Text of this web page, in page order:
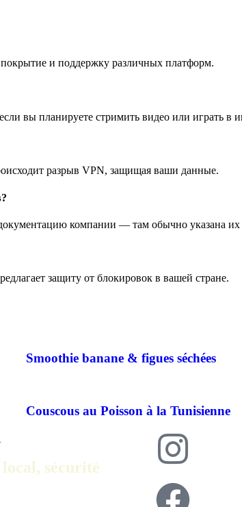
покрытие и поддержку различных платформ.
вы планируете стримить видео или играть в
разрыв VPN, защищая ваши данные.
компании — там обычно указана
защиту от блокировок в вашей стране.
Smoothie banane & figues séchées
Couscous au Poisson à la Tunisienne
sécurité